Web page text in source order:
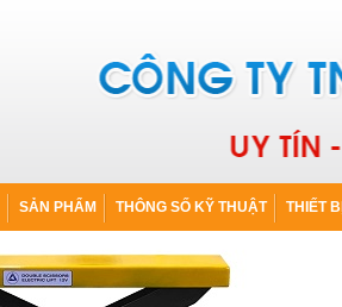
SẢN PHẨM THÔNG SỐ KỸ THUẬT THIẾT